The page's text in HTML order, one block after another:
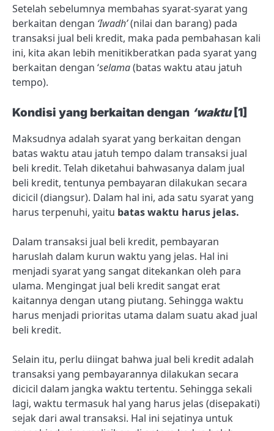
Setelah sebelumnya membahas syarat-syarat yang
berkaitan dengan ‘Iwadh’(nilai dan barang) pada
transaksi jual beli kredit, maka pada pembahasan kali
ini, kita akan lebih menitikberatkan pada syarat yang
berkaitan dengan ‘selama(batas waktu atau jatuh
tempo).
Kondisi yang berkaitan dengan ‘waktu [1]
Maksudnya adalah syarat yang berkaitan dengan
batas waktu atau jatuh tempo dalam transaksi jual
beli kredit. Telah diketahui bahwasanya dalam jual
beli kredit, tentunya pembayaran dilakukan secara
dicicil (diangsur). Dalam hal ini, ada satu syarat yang
harus terpenuhi, yaitu batas waktu harus jelas.
Dalam transaksi jual beli kredit, pembayaran
haruslah dalam kurun waktu yang jelas. Hal ini
menjadi syarat yang sangat ditekankan oleh para
ulama. Mengingat jual beli kredit sangat erat
kaitannya dengan utang piutang. Sehingga waktu
harus menjadi prioritas utama dalam suatu akad jual
beli kredit.
Selain itu, perlu diingat bahwa jual beli kredit adalah
transaksi yang pembayarannya dilakukan secara
dicicil dalam jangka waktu tertentu. Sehingga sekali
lagi, waktu termasuk hal yang harus jelas (disepakati)
sejak dari awal transaksi. Hal ini sejatinya untuk